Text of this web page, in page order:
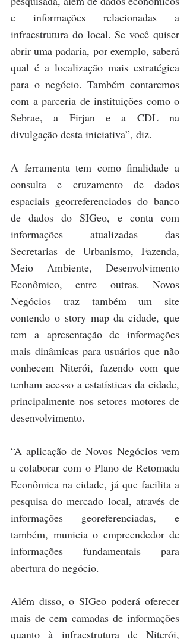
e informações relacionadas a
infraestrutura do local. Se você quiser
abrir uma padaria, por exemplo, saberá
qual é a localização mais estratégica
para o negócio. Também contaremos
com a parceria de instituições como o
Sebrae, a Firjan e a CDL na
divulgação desta iniciativa”, diz.
A ferramenta tem como finalidade a
consulta e cruzamento de dados
espaciais georreferenciados do banco
de dados do SIGeo, e conta com
informações atualizadas das
Secretarias de Urbanismo, Fazenda,
Meio Ambiente, Desenvolvimento
Econômico, entre outras. Novos
Negócios traz também um site
contendo o story map da cidade, que
tem a apresentação de informações
mais dinâmicas para usuários que não
conhecem Niterói, fazendo com que
tenham acesso a estatísticas da cidade,
principalmente nos setores motores de
desenvolvimento.
“A aplicação de Novos Negócios vem
a colaborar com o Plano de Retomada
Econômica na cidade, já que facilita a
pesquisa do mercado local, através de
informações georeferenciadas, e
também, municia o empreendedor de
informações fundamentais para
abertura do negócio.
Além disso, o SIGeo poderá oferecer
mais de cem camadas de informações
quanto à infraestrutura de Niterói,